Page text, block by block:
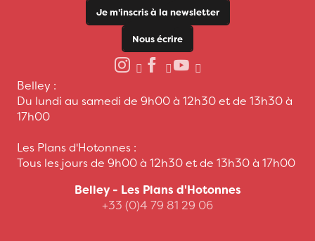
Je m'inscris à la newsletter
Nous écrire
Belley :
Du lundi au samedi de 9h00 à 12h30 et de 13h30 à
17h00
Les Plans d'Hotonnes :
Tous les jours de 9h00 à 12h30 et de 13h30 à 17h00
Belley - Les Plans d'Hotonnes
+33 (0)4 79 81 29 06